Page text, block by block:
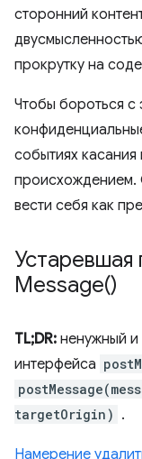
сторонний
прокрутку на
Чтобы бороться с
событиях
вести себя как
Устаревшая
Message()
TL;DR: ненужный и
интерфейса
targetOrigin) .
Намерение